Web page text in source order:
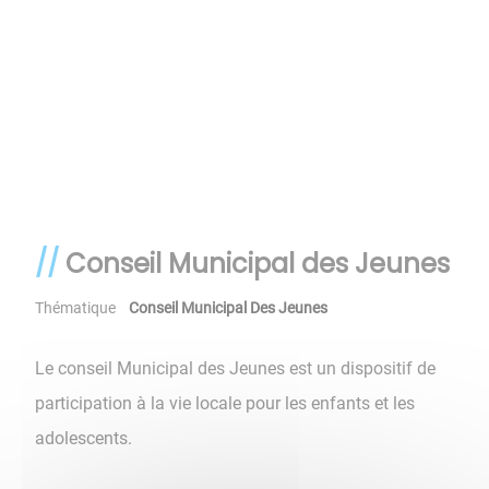
Conseil Municipal des Jeunes
Thématique Conseil Municipal Des Jeunes
Le conseil Municipal des Jeunes est un dispositif de
participation à la vie locale pour les enfants et les
adolescents.